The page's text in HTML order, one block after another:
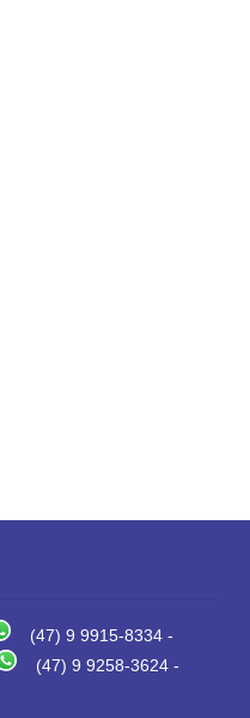
(47) 9 9915-8334 -
(47) 9 9258-3624 -